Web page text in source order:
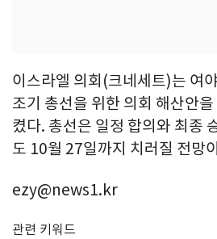
이스라엘 의회(크네세트)는 여
조기 총선을 위한 의회 해산안
켰다. 총선은 일정 합의와 최종
도 10월 27일까지 치러질 전망
ezy@news1.kr
관련 키워드